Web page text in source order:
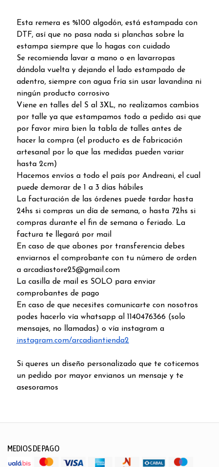
Esta remera es %100 algodón, está estampada con
DTF, así que no pasa nada si planchas sobre la
estampa siempre que lo hagas con cuidado
Se recomienda lavar a mano o en lavarropas
dándola vuelta y dejando el lado estampado de
adentro, siempre con agua fría sin usar lavandina ni
ningún producto corrosivo
Viene en talles del S al 3XL, no realizamos cambios
por talle ya que estampamos todo a pedido asi que
por favor mira bien la tabla de talles antes de
hacer la compra (el producto es de fabricación
artesanal por lo que las medidas pueden variar
hasta 2cm)
Hacemos envíos a todo el país por Andreani, el cual
puede demorar de 1 a 3 días hábiles
La facturación de las órdenes puede tardar hasta
24hs si compras un día de semana, o hasta 72hs si
compras durante el fin de semana o feriado. La
factura te llegará por mail
En caso de que abones por transferencia debes
enviarnos el comprobante con tu número de orden
a arcadiastore25@gmail.com
La casilla de mail es SOLO para enviar
comprobantes de pago
En caso de que necesites comunicarte con nosotros
podes hacerlo vía whatsapp al 1140476366 (solo
mensajes, no llamadas) o vía instagram a
instagram.com/arcadiantienda2
Si queres un diseño personalizado que te coticemos
un pedido por mayor envianos un mensaje y te
asesoramos
MEDIOS DE PAGO